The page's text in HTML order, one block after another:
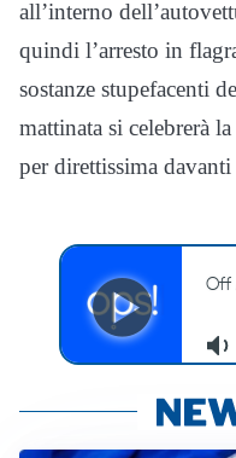
all’interno
quindi l’arresto in
sostanze stupefacenti
mattinata si celebrerà
per direttissima